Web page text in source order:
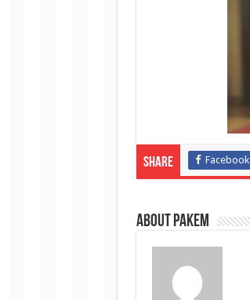
Share Facebook
About pakem